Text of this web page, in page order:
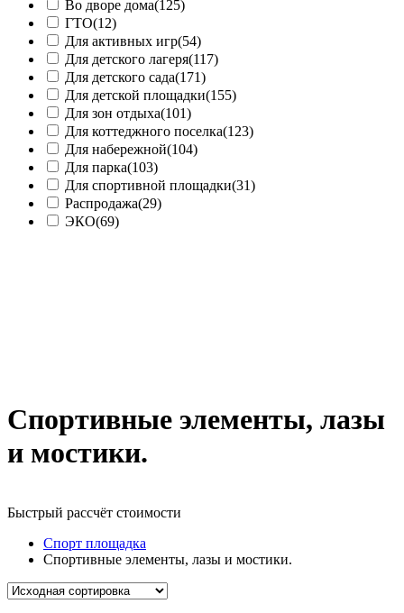
Во дворе дома(125)
ГТО(12)
Для активных игр(54)
Для детского лагеря(117)
Для детского сада(171)
Для детской площадки(155)
Для зон отдыха(101)
Для коттеджного поселка(123)
Для набережной(104)
Для парка(103)
Для спортивной площадки(31)
Распродажа(29)
ЭКО(69)
Спортивные элементы, лазы
и мостики.
Быстрый рассчёт стоимости
Спорт площадка
Спортивные элементы, лазы и мостики.